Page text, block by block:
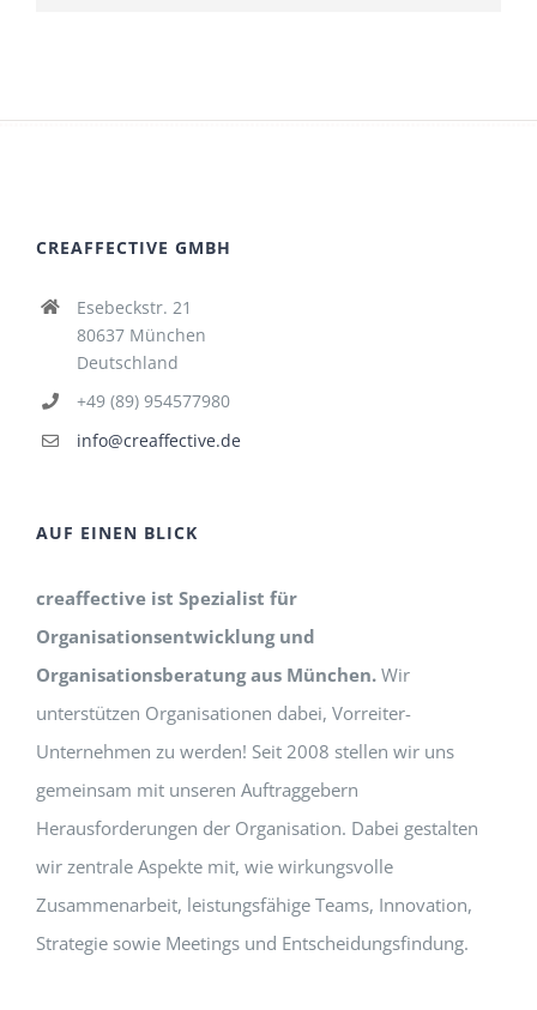
CREAFFECTIVE GMBH
Esebeckstr. 21
80637 München
Deutschland
+49 (89) 954577980
info@creaffective.de
AUF EINEN BLICK
creaffective ist Spezialist für
Organisationsentwicklung und
Organisationsberatung aus München. Wir
unterstützen Organisationen dabei, Vorreiter-
Unternehmen zu werden! Seit 2008 stellen wir uns
gemeinsam mit unseren Auftraggebern
Herausforderungen der Organisation. Dabei gestalten
wir zentrale Aspekte mit, wie wirkungsvolle
Zusammenarbeit, leistungsfähige Teams, Innovation,
Strategie sowie Meetings und Entscheidungsfindung.